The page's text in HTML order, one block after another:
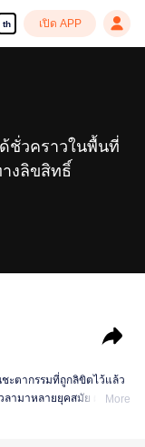
th เปิด APP
ชั่วคราวในพื้นที่
งลิขสิทธิ์
ชะตากรรมที่ถูกลิขิตไว้แล้ว
ลามาหลายยุคสมัย ผ่านMore